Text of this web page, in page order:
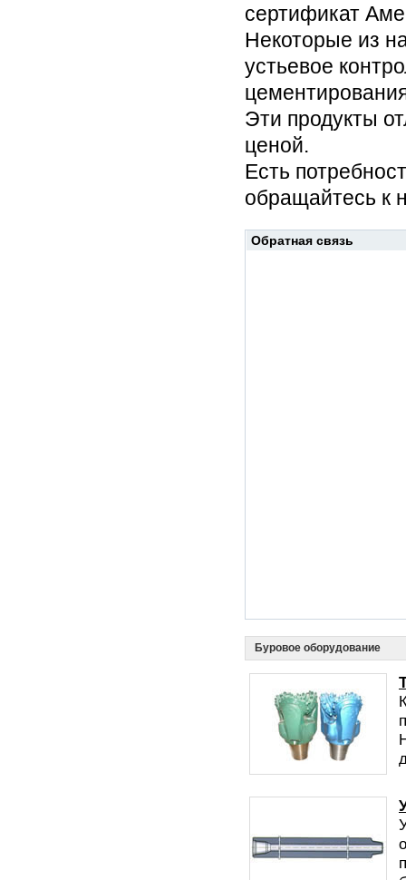
сертификат
Некоторые из
устьевое
Эти продукты
ценой.
Есть
обращайтесь к
Обратная связь
Буровое оборудование